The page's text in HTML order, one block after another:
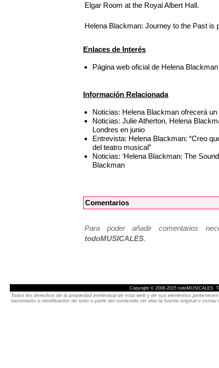
Elgar Room at the Royal Albert Hall.
Helena Blackman: Journey to the Past is
Enlaces de Interés
Página web oficial de Helena Blackman
Información Relacionada
Noticias: Helena Blackman ofrecerá
Noticias: Julie Atherton, Helena
Londres en junio
Entrevista: Helena Blackman: “Creo
del teatro musical”
Noticias: ‘Helena Blackman: The
Blackman
Comentarios
Para poder añadir comentarios
todoMUSICALES.
Copyright © 2008-2015 todoMUSICALES.
Todos los derechos de la propiedad intelectual de esta web y de sus elementos
transmisión o modificación de todo o parte del contenido sin citar la fuente original o